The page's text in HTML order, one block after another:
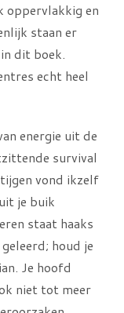
oppervlakkig en
staan er
dit boek.
echt heel
energie uit de
survival
vond ikzelf
je buik
staat haaks
houd je
Je hoofd
niet tot meer